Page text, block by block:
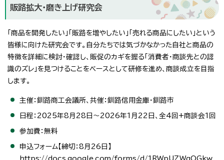
販路拡大・磨き上げ研究会
「商品を開発したい」「販路を増やしたい」「売れる商品にしたい」という
皆様に向けた研究会です。自分たちでは気づかなかった自社と商品の
特徴を詳細に検討・確認し、販促のカギを握る「消費者・商談先との認
識のズレ」を見つけることをベースとして研修を進め、商談成立を目指
します。
主催：釧路商工会議所、共催：釧路信用金庫・釧路市
日程：2025年8月28日～2026年1月22日、全4回+商談会1回
参加費：無料
申込フォーム【締切：8月26日】
https://docs.google.com/forms/d/1RWpUZWqOGkw